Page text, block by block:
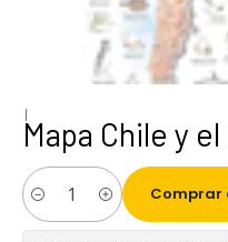
|
Mapa Chile y
Cantidad Comprar